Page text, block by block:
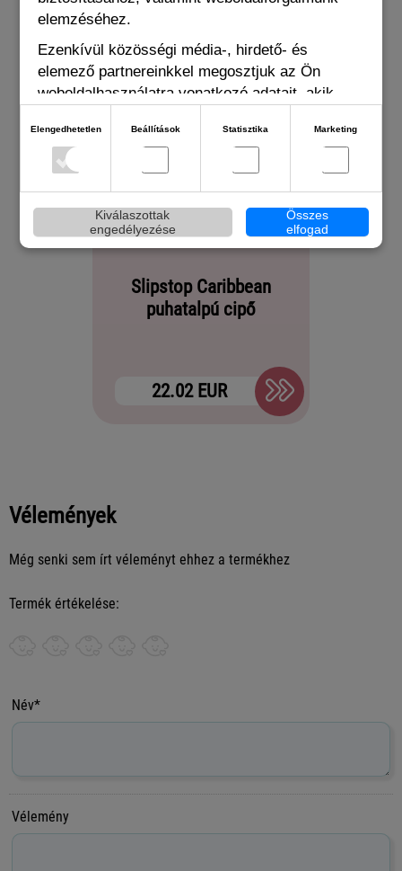
elemzéséhez.
Ezenkívül közösségi média-, hirdető- és
elemező partnereinkkel megosztjuk az Ön
weboldalhasználatra vonatkozó adatait, akik
amelyeket Ön adott meg számukra vagy az Ön
által használt más szolgáltatásokból gyűjtöttek.
Elengedhetetlen Beállítások Statisztika Marketing
Kiválaszottak
engedélyezése
Összes
elfogad
Slipstop Caribbean
puhatalpú cipő
22.02 EUR
Vélemények
Még senki sem írt véleményt ehhez a termékhez
Termék értékelése:
Név*
Vélemény